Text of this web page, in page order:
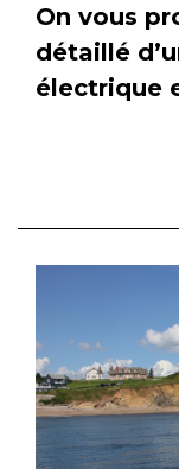
On vous
détaillé
électrique